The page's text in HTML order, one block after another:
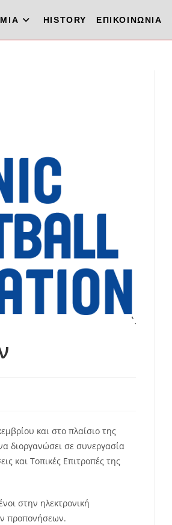
HISTORY ΕΠΙΚΟΙΝΩΝΙΑ
και στο πλαίσιο της
διοργανώσει σε συνεργασία
και Τοπικές Επιτροπές της
στην ηλεκτρονική
προπονήσεων.